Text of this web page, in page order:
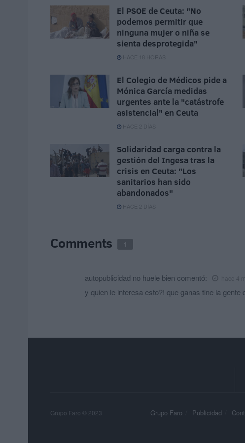
El PSOE de Ceuta: "No
podemos permitir que
ninguna mujer o niña se
sienta desprotegida"
HACE 18 HORAS
El Colegio de Médicos pide a
Mónica García medidas
urgentes ante la "catástrofe
asistencial" en Ceuta
HACE 2 DÍAS
Solidaridad carga contra la
gestión del Ingesa tras la
crisis en Ceuta: "Los
sanitarios han sido
abandonados"
HACE 2 DÍAS
Comments 1
autopublicidad no huele bien comentó: hace 4
y quien le interesa esto?! que ganas tine la gente
Grupo Faro Publicidad
Grupo Faro © 2023